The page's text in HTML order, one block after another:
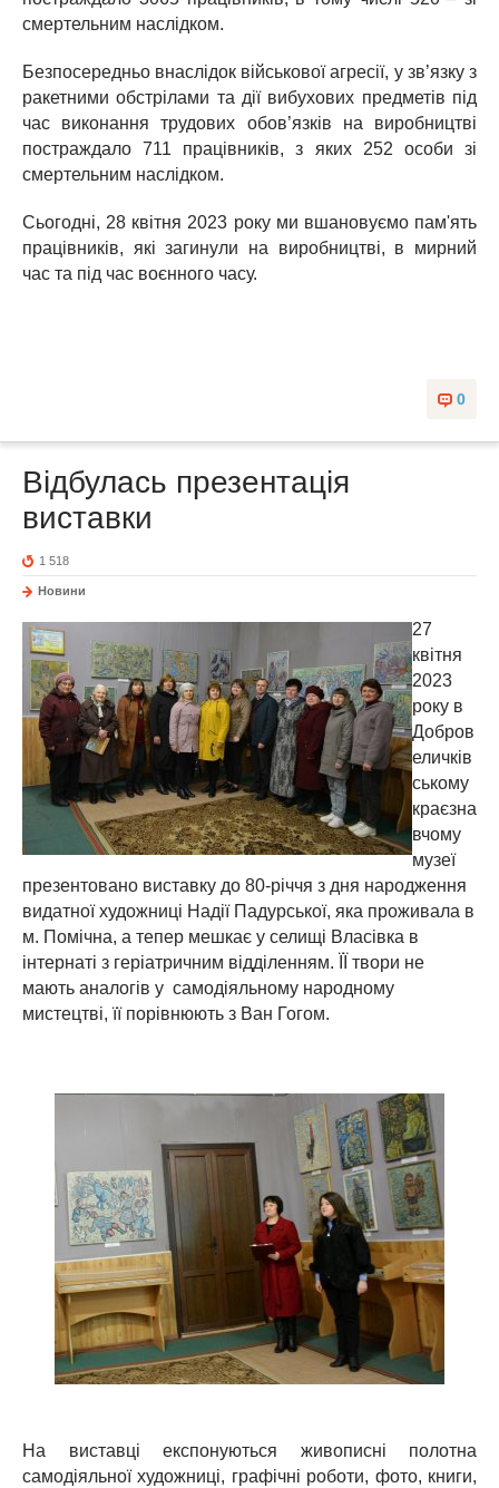
смертельним наслідком.
Безпосередньо внаслідок військової агресії, у зв’язку з
ракетними обстрілами та дії вибухових предметів під
час виконання трудових обов’язків на виробництві
постраждало 711 працівників, з яких 252 особи зі
смертельним наслідком.
Сьогодні, 28 квітня 2023 року ми вшановуємо пам'ять
працівників, які загинули на виробництві, в мирний
час та під час воєнного часу.
0
Відбулась презентація
виставки
1 518
Новини
27
квітня
2023
року в
Добров
еличків
ському
краєзна
вчому
музеї
презентовано виставку до 80-річчя з дня народження
видатної художниці Надії Падурської, яка проживала в
м. Помічна, а тепер мешкає у селищі Власівка в
інтернаті з геріатричним відділенням. ЇЇ твори не
мають аналогів у самодіяльному народному
мистецтві, її порівнюють з Ван Гогом.
На виставці експонуються живописні полотна
самодіяльної художниці, графічні роботи, фото, книги,